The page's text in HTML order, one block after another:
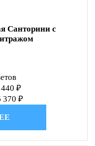
Санторини с
440 ₽
370 ₽